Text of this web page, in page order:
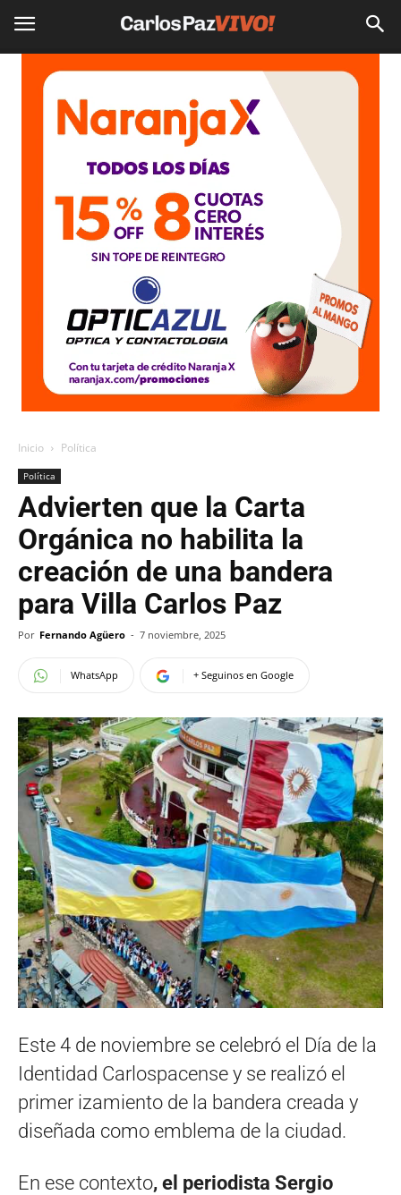
Inicio Política
Política
Advierten que la Carta
Orgánica no habilita la
creación de una bandera
para Villa Carlos Paz
Por Fernando Agüero - 7 noviembre, 2025
WhatsApp + Seguinos en Google
Este 4 de noviembre se celebró el Día de la
Identidad Carlospacense y se realizó el
primer izamiento de la bandera creada y
diseñada como emblema de la ciudad.
En ese contexto, el periodista Sergio